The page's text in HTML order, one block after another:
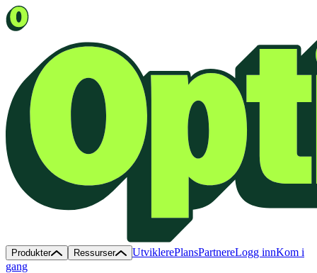
Produkter Ressurser UtviklerePlansPartnereLogg innKom i
gang